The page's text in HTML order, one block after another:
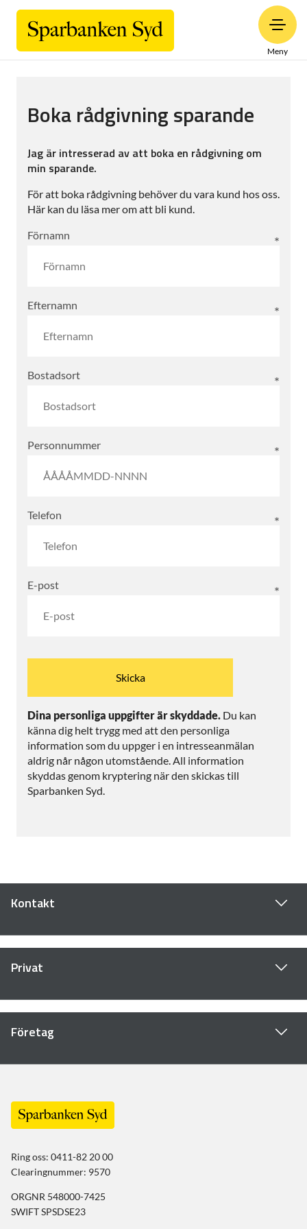
Meny
Boka rådgivning sparande
Jag är intresserad av att boka en rådgivning om
min sparande.
För att boka rådgivning behöver du vara kund hos oss.
Här kan du läsa mer om att bli kund.
Förnamn
Efternamn
Bostadsort
Personnummer
Telefon
E-post
Dina personliga uppgifter är skyddade. Du kan
känna dig helt trygg med att den personliga
information som du uppger i en intresseanmälan
aldrig når någon utomstående. All information
skyddas genom kryptering när den skickas till
Sparbanken Syd.
Kontakt
Privat
Företag
Ring oss: 0411-82 20 00
Clearingnummer: 9570
ORGNR 548000-7425
SWIFT SPSDSE23